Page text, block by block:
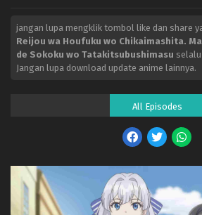
jangan lupa mengklik tombol like dan share
Reijou wa Houfuku wo Chikaimashita.
de Sokoku wo Tatakitsubushimasu
Jangan lupa download update anime lainnya.
All Episodes